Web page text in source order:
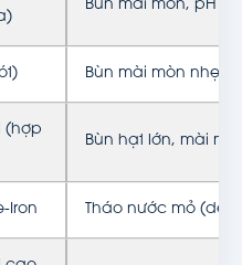
Bùn mài mòn, pH
Bùn mài mòn
(hợp
Bùn hạt lớn, mài
Iron Tháo nước mỏ